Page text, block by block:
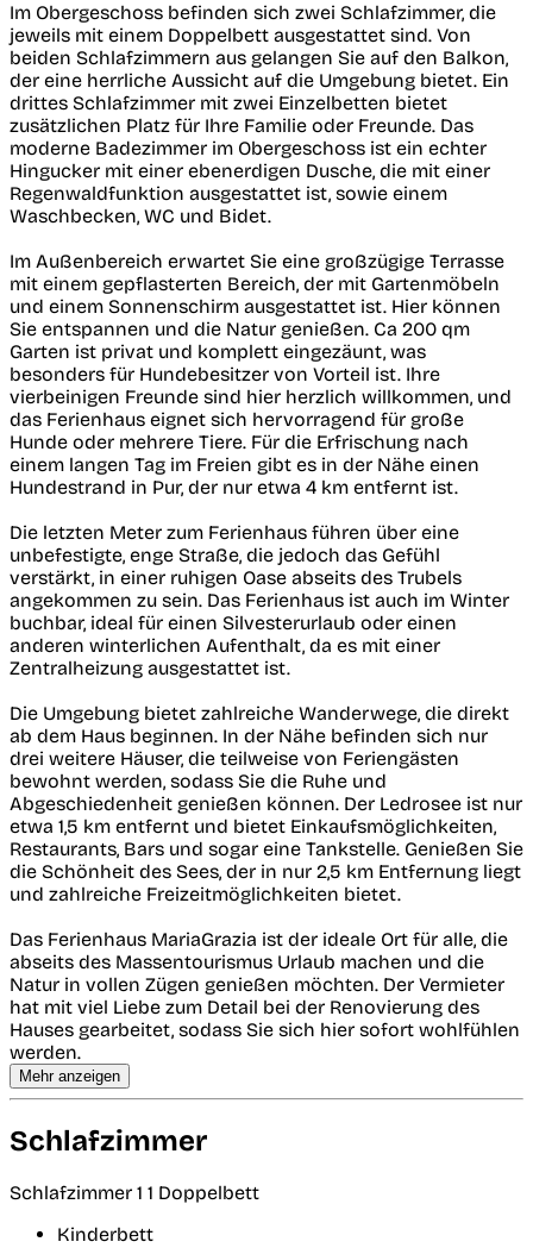
Im Obergeschoss befinden sich zwei Schlafzimmer, die
jeweils mit einem Doppelbett ausgestattet sind. Von
beiden Schlafzimmern aus gelangen Sie auf den Balkon,
der eine herrliche Aussicht auf die Umgebung bietet. Ein
drittes Schlafzimmer mit zwei Einzelbetten bietet
zusätzlichen Platz für Ihre Familie oder Freunde. Das
moderne Badezimmer im Obergeschoss ist ein echter
Hingucker mit einer ebenerdigen Dusche, die mit einer
Regenwaldfunktion ausgestattet ist, sowie einem
Waschbecken, WC und Bidet.
Im Außenbereich erwartet Sie eine großzügige Terrasse
mit einem gepflasterten Bereich, der mit Gartenmöbeln
und einem Sonnenschirm ausgestattet ist. Hier können
Sie entspannen und die Natur genießen. Ca 200 qm
Garten ist privat und komplett eingezäunt, was
besonders für Hundebesitzer von Vorteil ist. Ihre
vierbeinigen Freunde sind hier herzlich willkommen, und
das Ferienhaus eignet sich hervorragend für große
Hunde oder mehrere Tiere. Für die Erfrischung nach
einem langen Tag im Freien gibt es in der Nähe einen
Hundestrand in Pur, der nur etwa 4 km entfernt ist.
Die letzten Meter zum Ferienhaus führen über eine
unbefestigte, enge Straße, die jedoch das Gefühl
verstärkt, in einer ruhigen Oase abseits des Trubels
angekommen zu sein. Das Ferienhaus ist auch im Winter
buchbar, ideal für einen Silvesterurlaub oder einen
anderen winterlichen Aufenthalt, da es mit einer
Zentralheizung ausgestattet ist.
Die Umgebung bietet zahlreiche Wanderwege, die direkt
ab dem Haus beginnen. In der Nähe befinden sich nur
drei weitere Häuser, die teilweise von Feriengästen
bewohnt werden, sodass Sie die Ruhe und
Abgeschiedenheit genießen können. Der Ledrosee ist nur
etwa 1,5 km entfernt und bietet Einkaufsmöglichkeiten,
Restaurants, Bars und sogar eine Tankstelle. Genießen Sie
die Schönheit des Sees, der in nur 2,5 km Entfernung liegt
und zahlreiche Freizeitmöglichkeiten bietet.
Das Ferienhaus MariaGrazia ist der ideale Ort für alle, die
abseits des Massentourismus Urlaub machen und die
Natur in vollen Zügen genießen möchten. Der Vermieter
hat mit viel Liebe zum Detail bei der Renovierung des
Hauses gearbeitet, sodass Sie sich hier sofort wohlfühlen
werden.
Mehr anzeigen
Schlafzimmer
Schlafzimmer 1 1 Doppelbett
Kinderbett